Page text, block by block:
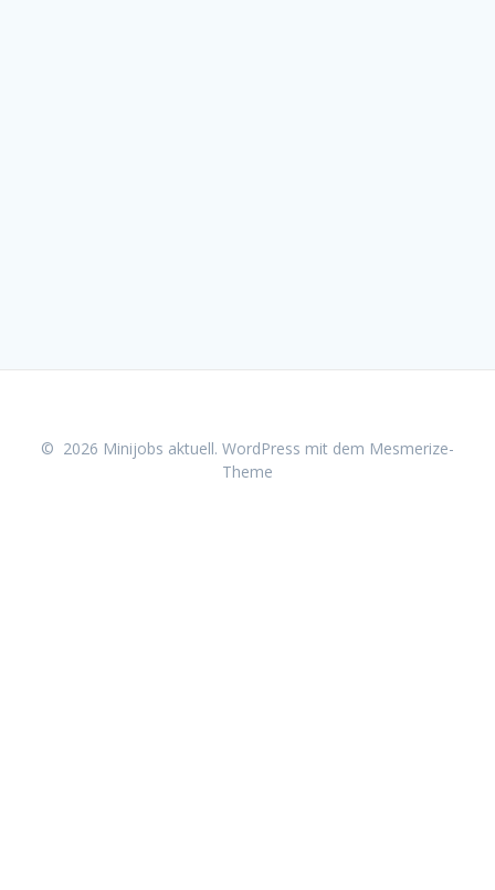
© 2026 Minijobs aktuell. WordPress mit dem Mesmerize-
Theme